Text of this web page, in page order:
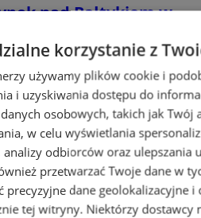
nad Bałtykiem w
Morze
korzystanie z
używamy plików cookie i
i uzyskiwania dostępu do
osobowych, takich jak
w celu wyświetlania
odbiorców oraz ulepszania
przetwarzać Twoje dane w
precyzyjne dane geolokalizacyjne
tej witryny. Niektórzy dostawcy